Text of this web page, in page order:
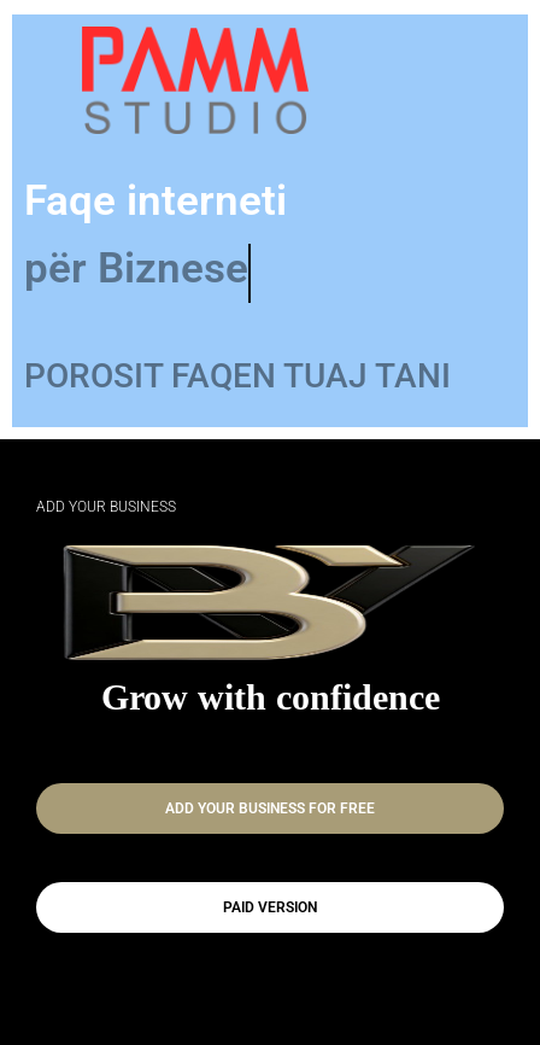
Faqe interneti
Grow with confidence
PAID VERSION